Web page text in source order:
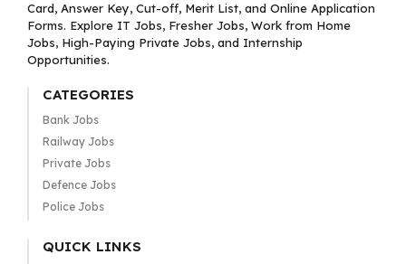
Card, Answer Key, Cut-off, Merit List, and Online Application
Forms. Explore IT Jobs, Fresher Jobs, Work from Home
Jobs, High-Paying Private Jobs, and Internship
Opportunities.
CATEGORIES
Bank Jobs
Railway Jobs
Private Jobs
Defence Jobs
Police Jobs
QUICK LINKS